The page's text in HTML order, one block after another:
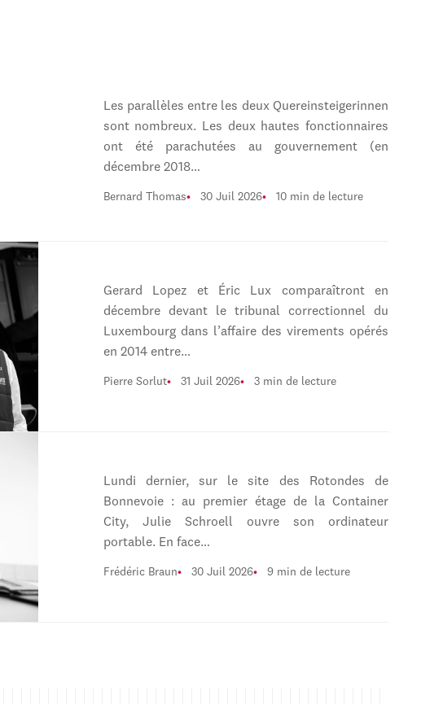
Les parallèles entre les deux Quereinsteigerinnen
sont nombreux. Les deux hautes fonctionnaires
ont été parachutées au gouvernement (en
décembre 2018…
Bernard Thomas 30 Juil 2026 10 min de lecture
Gerard Lopez et Éric Lux comparaîtront en
décembre devant le tribunal correctionnel du
Luxembourg dans l’affaire des virements opérés
en 2014 entre…
Pierre Sorlut 31 Juil 2026 3 min de lecture
Lundi dernier, sur le site des Rotondes de
Bonnevoie : au premier étage de la Container
City, Julie Schroell ouvre son ordinateur
portable. En face…
Frédéric Braun 30 Juil 2026 9 min de lecture